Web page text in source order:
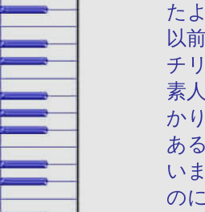
た
以
チ
素
か
あ
い
の